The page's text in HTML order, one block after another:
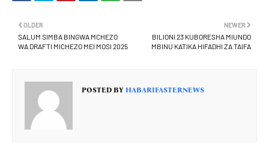
NEWER
BILIONI 23 KUBORESHA MIUNDO
MBINU KATIKA HIFADHI ZA TAIFA
OLDER
SALUM SIMBA BINGWA MCHEZO
WA DRAFTI MICHEZO MEI MOSI 2025
POSTED BY HABARIFASTERNEWS